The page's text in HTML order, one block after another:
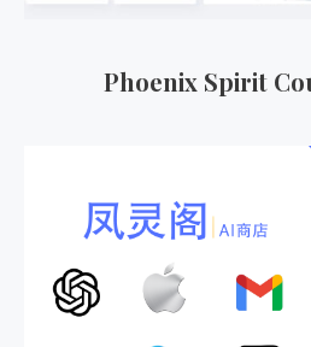
Phoenix Spirit